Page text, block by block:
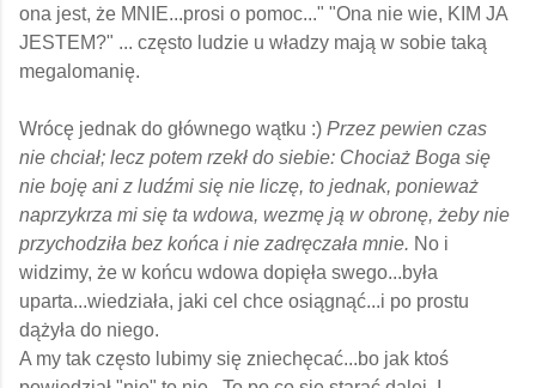
ona jest, że MNIE...prosi o pomoc..." "Ona nie wie, KIM JA
JESTEM?" ... często ludzie u władzy mają w sobie taką
megalomanię.
Wrócę jednak do głównego wątku :) Przez pewien czas
nie chciał; lecz potem rzekł do siebie: Chociaż Boga się
nie boję ani z ludźmi się nie liczę, to jednak, ponieważ
naprzykrza mi się ta wdowa, wezmę ją w obronę, żeby nie
przychodziła bez końca i nie zadręczała mnie. No i
widzimy, że w końcu wdowa dopięła swego...była
uparta...wiedziała, jaki cel chce osiągnąć...i po prostu
dążyła do niego.
A my tak często lubimy się zniechęcać...bo jak ktoś